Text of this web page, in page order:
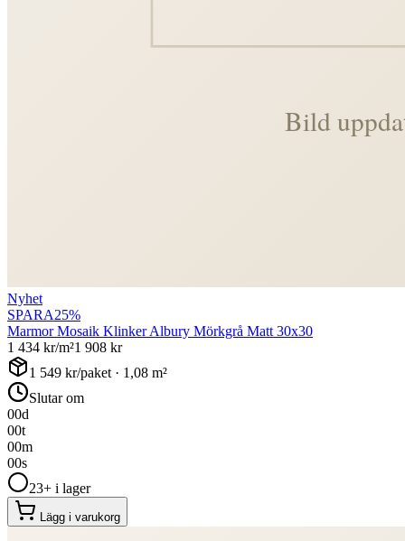
Nyhet
SPARA25%
Marmor Mosaik Klinker Albury Mörkgrå Matt 30x30
1 434 kr/m²1 908 kr
1 549 kr/paket · 1,08 m²
Slutar om
00d
00t
00m
00s
23+ i lager
Lägg i varukorg